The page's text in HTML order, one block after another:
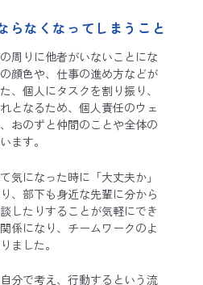
らなくなってしまうこと
周りに他者がいないことにな
顔色や、仕事の進め方などが
、個人にタスクを割り振り、
となるため、個人責任のウェ
おのずと仲間のことや全体の
ます。
気になった時に「大丈夫か」
、部下も身近な先輩に分から
したりすることが気軽にでき
係になり、チームワークのよ
ました。
分で考え、行動するという流